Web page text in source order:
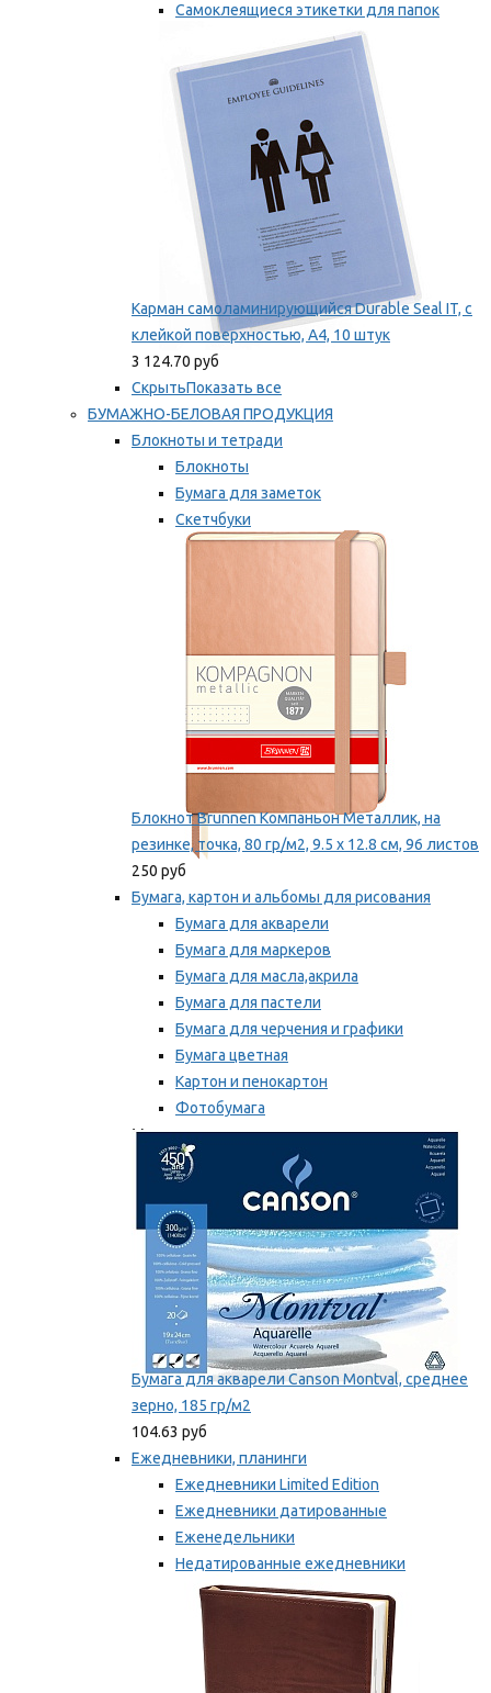
Самоклеящиеся этикетки для папок
Таблички для маркировки
Мы рекомендуем
Карман самоламинирующийся Durable Seal IT, с
клейкой поверхностью, A4, 10 штук
3 124.70 руб
СкрытьПоказать все
БУМАЖНО-БЕЛОВАЯ ПРОДУКЦИЯ
Блокноты и тетради
Блокноты
Бумага для заметок
Скетчбуки
Тетради
Блокнот Brunnen Компаньон Металлик, на
резинке, точка, 80 гр/м2, 9.5 х 12.8 см, 96 листов
250 руб
Бумага, картон и альбомы для рисования
Бумага для акварели
Бумага для маркеров
Бумага для масла,акрила
Бумага для пастели
Бумага для черчения и графики
Бумага цветная
Картон и пенокартон
Фотобумага
Мы рекомендуем
Бумага для акварели Canson Montval, среднее
зерно, 185 гр/м2
104.63 руб
Ежедневники, планинги
Ежедневники Limited Edition
Ежедневники датированные
Еженедельники
Недатированные ежедневники
Планинги
Мы рекомендуем